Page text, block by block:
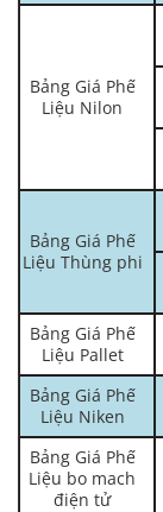
Bảng Giá Phế
Liệu Nilon
Bảng Giá Phế
Liệu Thùng phi
Bảng Giá Phế
Liệu Pallet
Bảng Giá Phế
Liệu Niken
Bảng Giá Phế
Liệu bo mach
điện tử